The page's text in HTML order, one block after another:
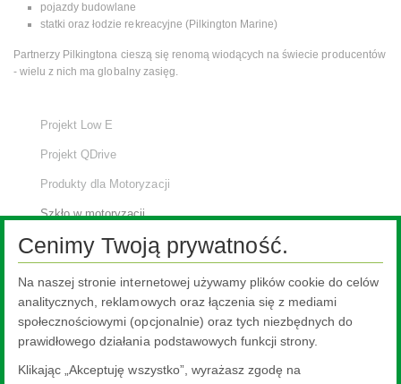
pojazdy budowlane
statki oraz łodzie rekreacyjne (Pilkington Marine)
Partnerzy Pilkingtona cieszą się renomą wiodących na świecie producentów
- wielu z nich ma globalny zasięg.
Projekt Low E
Projekt QDrive
Produkty dla Motoryzacji
Szkło w motoryzacji
Pilkington Automotive
Transport Specjalistyczny
Wyposażenie oryginalne OE
Cenimy Twoją prywatność.
Na naszej stronie internetowej używamy plików cookie do celów
analitycznych, reklamowych oraz łączenia się z mediami
społecznościowymi (opcjonalnie) oraz tych niezbędnych do
prawidłowego działania podstawowych funkcji strony.
Klikając „Akceptuję wszystko”, wyrażasz zgodę na